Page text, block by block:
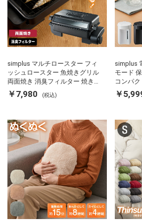
simplus マルチロースター フィ
ッシュロースター 魚焼きグリル
両面焼き 消臭フィルター 焼き魚
両面ヒーター タイマー付き SP-
FRS01 マットブラック シンプラ
￥7,980 (税込)
simplus
モード
コンパク
カルキ
軽量
￥